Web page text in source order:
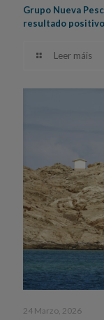
Grupo Nueva
resultado
Leer máis
24 Marzo, 2026